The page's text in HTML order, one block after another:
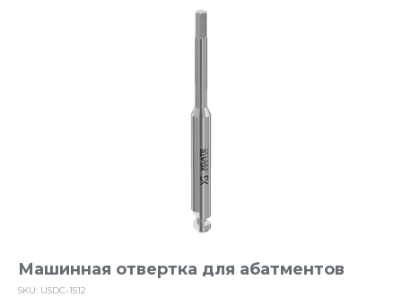
Машинная отвертка для абатментов
SKU: USDC-1512